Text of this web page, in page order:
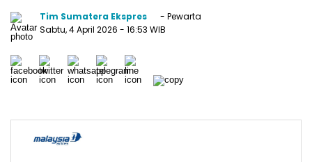
Tim Sumatera Ekspres
- Pewarta
Sabtu, 4 April 2026 - 16:53 WIB